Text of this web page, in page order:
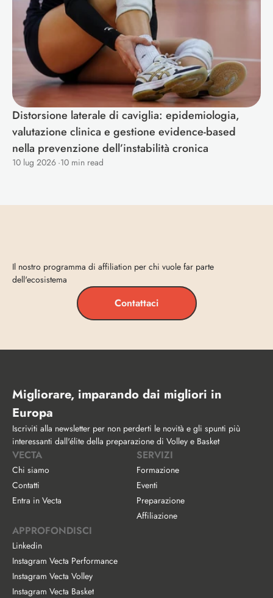
Distorsione laterale di caviglia: epidemiologia,
valutazione clinica e gestione evidence-based
nella prevenzione dell’instabilità cronica
10 lug 2026 ·10 min read
Il nostro programma di affiliation per chi vuole far parte
dell'ecosistema
Contattaci
Migliorare, imparando dai migliori in
Europa
Iscriviti alla newsletter per non perderti le novità e gli spunti più
interessanti dall'élite della preparazione di Volley e Basket
VECTA
Chi siamo
Contatti
Entra in Vecta
SERVIZI
Formazione
Eventi
Preparazione
Affiliazione
APPROFONDISCI
Linkedin
Instagram Vecta Performance
Instagram Vecta Volley
Instagram Vecta Basket